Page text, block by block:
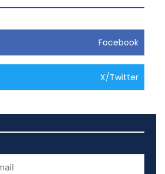
Facebook
X/Twitter